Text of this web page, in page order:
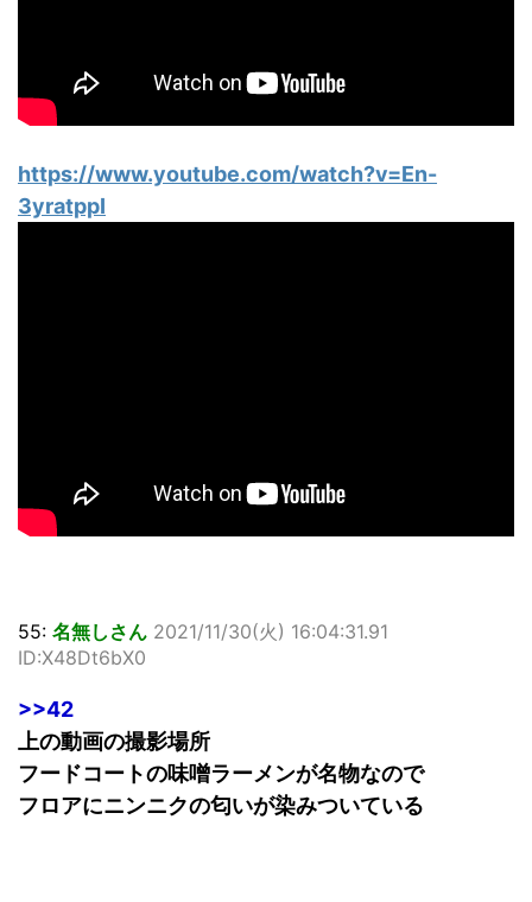
https://www.youtube.com/watch?v=En-
3yratppI
55: 名無しさん 2021/11/30(火) 16:04:31.91
ID:X48Dt6bX0
>>42
上の動画の撮影場所
フードコートの味噌ラーメンが名物なので
フロアにニンニクの匂いが染みついている